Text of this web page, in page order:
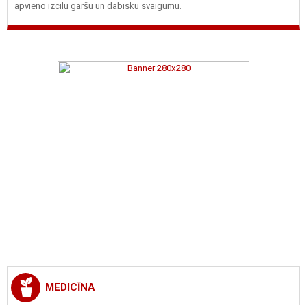
apvieno izcilu garšu un dabisku svaigumu.
MEDICĪNA